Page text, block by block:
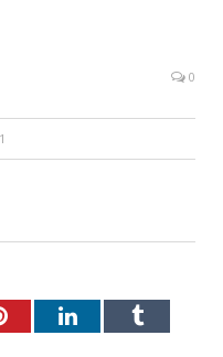
0
PinterestLinkedInTumblr